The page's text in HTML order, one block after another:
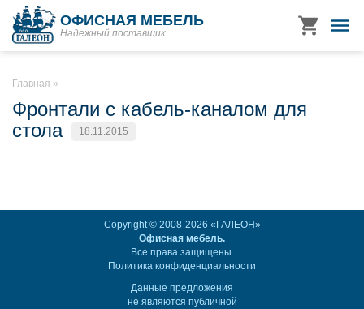
ОФИСНАЯ МЕБЕЛЬ
Надежный поставщик
Главная
Фронтали с кабель-каналом для
стола
18.11.2015
Copyright © 2008-2026 «ГАЛЕОН»
Офисная мебель.
Все права защищены.
Политика конфиденциальности
Данные предложения
не являются публичной